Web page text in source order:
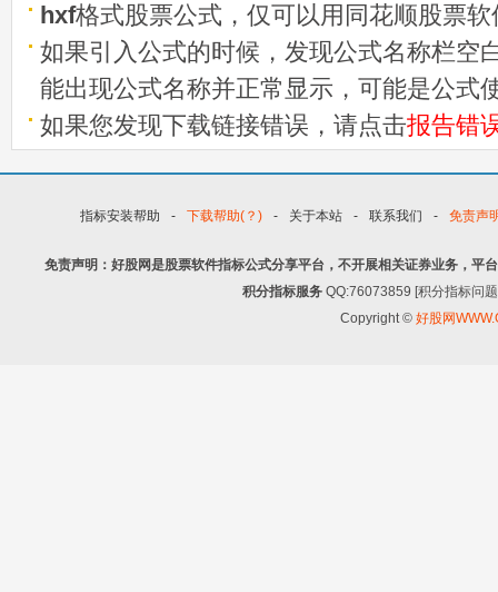
hxf格式股票公式，仅可以用同花顺股票
如果引入公式的时候，发现公式名称栏空
能出现公式名称并正常显示，可能是公式
如果您发现下载链接错误，请点击报告错
指标安装帮助 - 下载帮助(？) - 关于本站 - 联系我们 - 免责声
免责声明：好股网是股票软件指标公式分享平台，不开展相关证券业务，平
积分指标服务 QQ:76073859 [积分指标问
Copyright © 好股网